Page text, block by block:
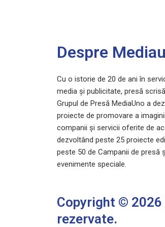
Despre
Cu o istorie de 20 de ani în
media și publicitate, presă
Grupul de Presă MediaUno a
proiecte de promovare a
companii și servicii oferite de
dezvoltând peste 25 proiecte
peste 50 de Campanii de presă
evenimente speciale.
Copyright ©
rezervate.